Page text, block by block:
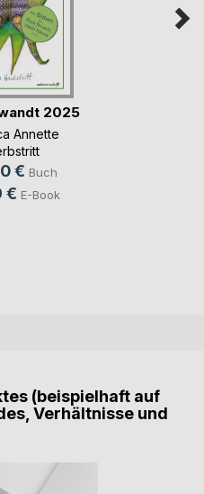
2025
Annette
€ Buch
€ E-Book
(beispielhaft auf
Verhältnisse und